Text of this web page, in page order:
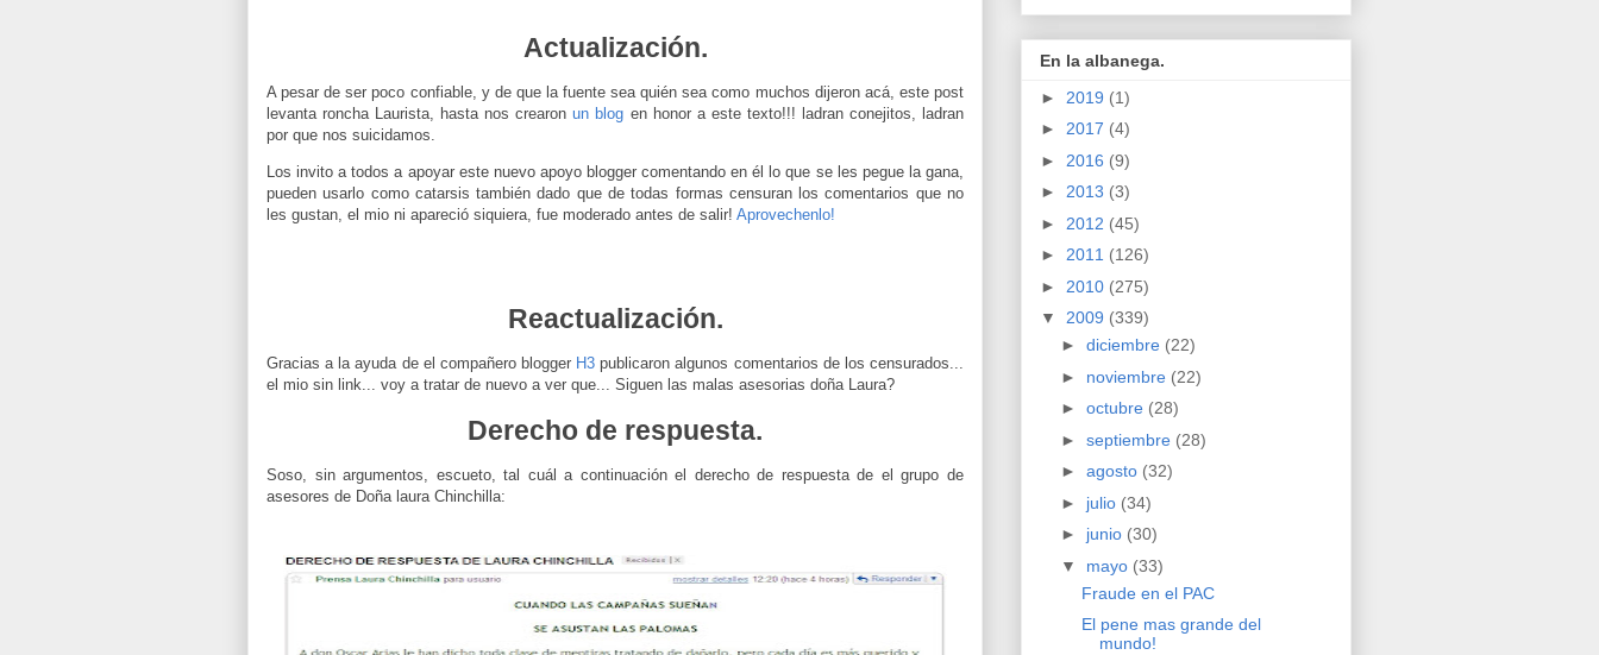
Actualización.
A pesar de ser poco confiable, y de que la fuente sea quién sea como muchos dijeron acá, este post
levanta roncha Laurista, hasta nos crearonun blog en honor a este texto!!! ladran conejitos, ladran
por que nos suicidamos.
Los invito a todos a apoyar este nuevo apoyo blogger comentando en él lo que se les pegue la gana,
pueden usarlo como catarsis también dado que de todas formas censuran los comentarios que no
les gustan, el mio ni apareció siquiera, fue moderado antes de salir! Aprovechenlo!
Reactualización.
Gracias a la ayuda de el compañero blogger H3 publicaron algunos comentarios de los censurados...
el mio sin link... voy a tratar de nuevo a ver que... Siguen las malas asesorias doña Laura?
Derecho de respuesta.
Soso, sin argumentos, escueto, tal cuál a continuación el derecho de respuesta de el grupo de
asesores de Doña laura Chinchilla:
En la albanega.
► 2019 (1)
► 2017 (4)
► 2016 (9)
► 2013 (3)
► 2012 (45)
► 2011 (126)
► 2010 (275)
▼ 2009 (339)
► diciembre (22)
► noviembre (22)
► octubre (28)
► septiembre (28)
► agosto (32)
► julio (34)
► junio (30)
▼ mayo (33)
Fraude en el PAC
El pene mas grande del
mundo!